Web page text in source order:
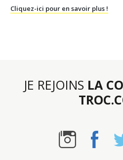
Cliquez-ici pour en savoir plus !
JE REJOINS LA